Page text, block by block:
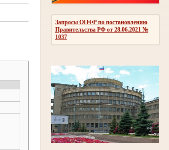
Запросы ОПФР по постановлению
Правительства РФ от 28.06.2021 №
1037